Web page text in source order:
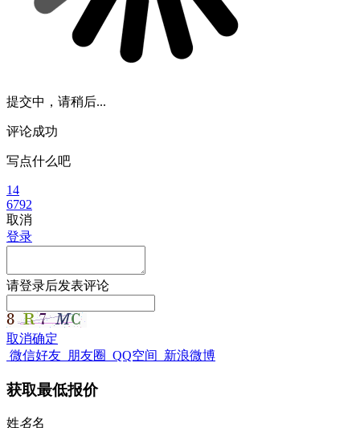
提交中，请稍后...
评论成功
写点什么吧
14
6792
取消
登录
请登录后发表评论
取消确定
微信好友 朋友圈 QQ空间 新浪微博
获取最低报价
姓名名